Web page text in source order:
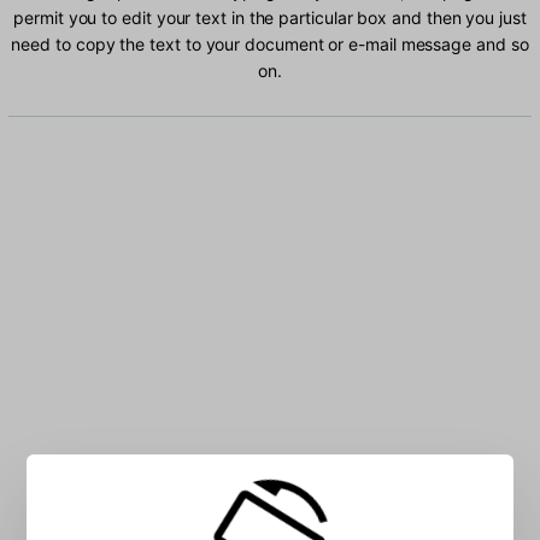
permit you to edit your text in the particular box and then you just
need to copy the text to your document or e-mail message and so
on.
Type Kikuyu characters into the box: